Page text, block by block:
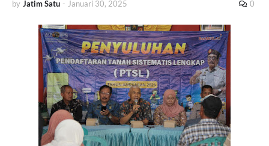
by Jatim Satu - Januari 30, 2025 0